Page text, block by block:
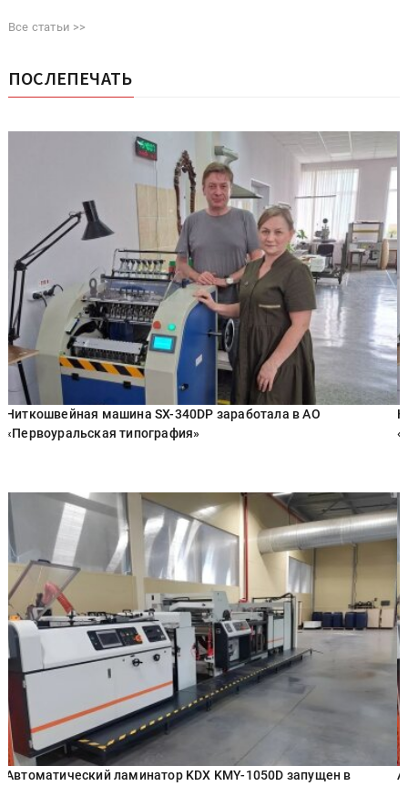
Все статьи >>
ПОСЛЕПЕЧАТЬ
Ниткошвейная машина SX-340DP заработала в АО
«Первоуральская типография»
Автоматический ламинатор KDX KMY-1050D запущен в